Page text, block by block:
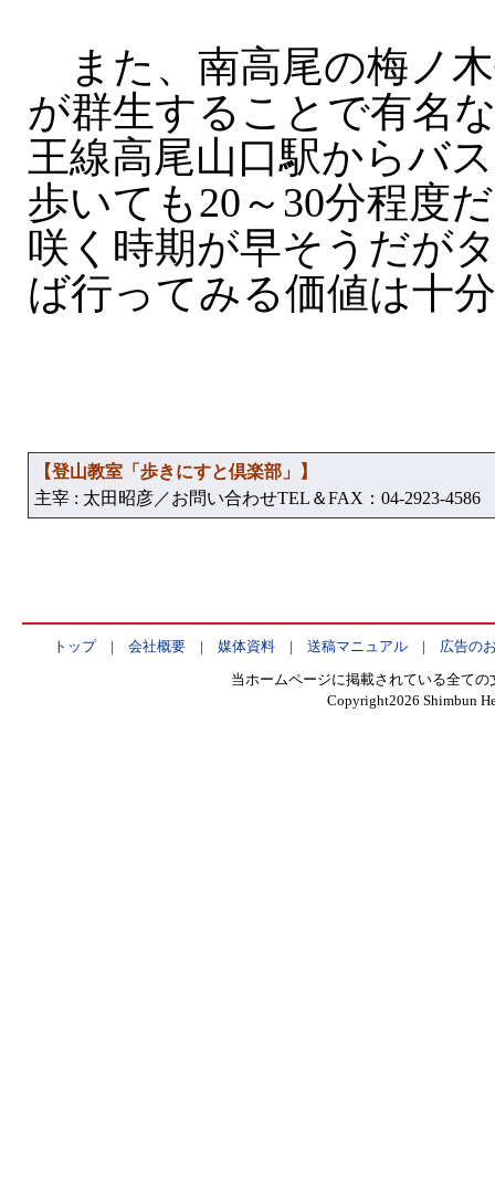
また、南高尾の梅ノ
が群生することで有名
王線高尾山口駅からバ
歩いても20～30分程度
咲く時期が早そうだが
ば行ってみる価値は十
【登山教室「歩きにすと倶楽部」】
主宰 : 太田昭彦／お問い合わせTEL＆FAX：04-2923-4586
トップ| 会社概要| 媒体資料| 送稿マニュアル| 広告の
当ホームページに掲載されている全て
Copyright2026 Shimbun